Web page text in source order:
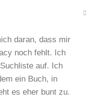
daran, dass mir
noch fehlt. Ich
auf. Ich
ein Buch, in
es eher bunt zu.